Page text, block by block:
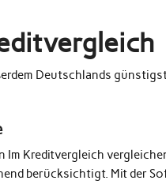
Deutschlands
Kreditvergleich
berücksichtigt. Mit der